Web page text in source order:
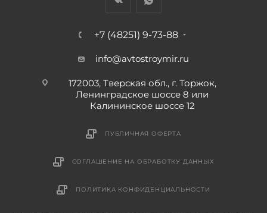
+7 (48251) 9-73-88
info@avtostroymir.ru
172003, Тверская обл., г. Торжок,
Ленинградское шоссе 8 или
Калининское шоссе 12
ПУБЛИЧНАЯ ОФЕРТА
СОГЛАШЕНИЕ НА ОБРАБОТКУ ДАННЫХ
ПОЛИТИКА КОНФИДЕНЦИАЛЬНОСТИ